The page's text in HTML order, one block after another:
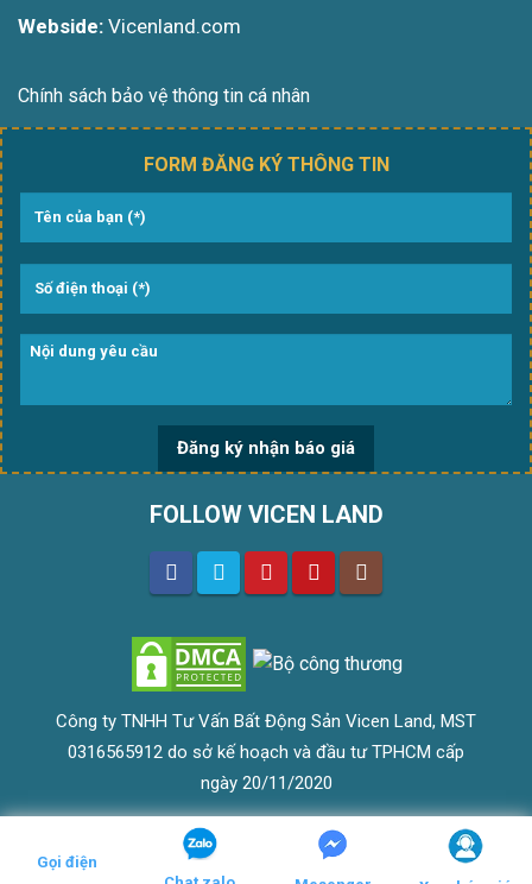
Webside: Vicenland.com
Chính sách bảo vệ thông tin cá nhân
FORM ĐĂNG KÝ THÔNG TIN
FOLLOW VICEN LAND
Công ty TNHH Tư Vấn Bất Động Sản Vicen Land, MST
0316565912 do sở kế hoạch và đầu tư TPHCM cấp
ngày 20/11/2020
Gọi điện